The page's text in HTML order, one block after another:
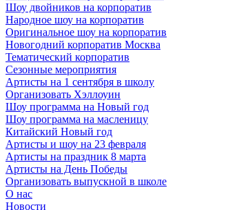
Шоу двойников на корпоратив
Народное шоу на корпоратив
Оригинальное шоу на корпоратив
Новогодний корпоратив Москва
Тематический корпоратив
Сезонные мероприятия
Артисты на 1 сентября в школу
Организовать Хэллоуин
Шоу программа на Новый год
Шоу программа на масленицу
Китайский Новый год
Артисты и шоу на 23 февраля
Артисты на праздник 8 марта
Артисты на День Победы
Организовать выпускной в школе
О нас
Новости